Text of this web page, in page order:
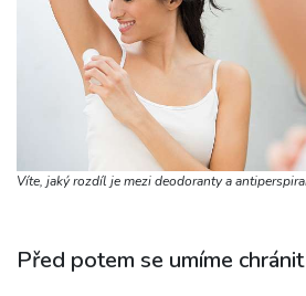
Víte, jaký rozdíl je mezi deodoranty a
Před potem se umíme